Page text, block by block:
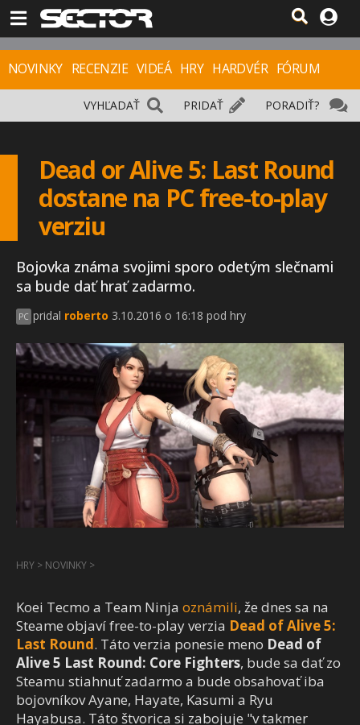
NOVINKY RECENZIE VIDEÁ HRY HARDVÉR FÓRUM
PORADIŤ?
PRIDAŤ
VYHĽADAŤ
Dead or Alive 5: Last Round
dostane na PC free-to-play
verziu
Bojovka známa svojimi sporo odetým slečnami
sa bude dať hrať zadarmo.
PC pridal roberto 3.10.2016 o 16:18 pod hry
HRY > NOVINKY >
Koei Tecmo a Team Ninja oznámili, že dnes sa na
Steame objaví free-to-play verzia Dead of Alive 5:
Last Round. Táto verzia ponesie meno Dead of
Alive 5 Last Round: Core Fighters, bude sa dať zo
Steamu stiahnuť zadarmo a bude obsahovať iba
bojovníkov Ayane, Hayate, Kasumi a Ryu
Hayabusa. Táto štvorica si zabojuje "v takmer